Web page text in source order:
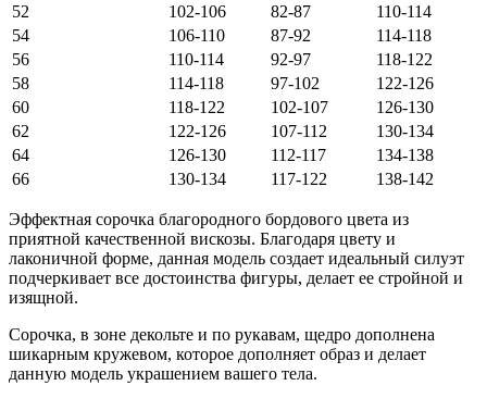
52
102-106 82-87
110-114
54
106-110 87-92
114-118
56
110-114 92-97
118-122
58
114-118 97-102
122-126
60
118-122 102-107
126-130
62
122-126 107-112
130-134
64
126-130 112-117
134-138
66
130-134 117-122 138-142
Эффектная сорочка благородного бордового цвета из
приятной качественной вискозы. Благодаря цвету и
лаконичной форме, данная модель создает идеальный силуэт
подчеркивает все достоинства фигуры, делает ее стройной и
изящной.
Сорочка, в зоне декольте и по рукавам, щедро дополнена
шикарным кружевом, которое дополняет образ и делает
данную модель украшением вашего тела.